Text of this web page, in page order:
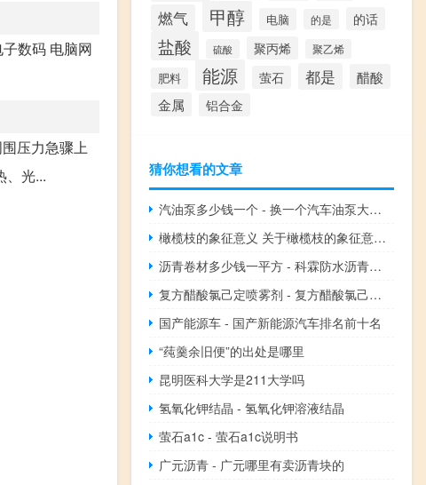
数码 电脑网
压力急骤上
、光...
燃气 甲醇 电脑 的是 的话
盐酸 硫酸 聚丙烯 聚乙烯
肥料 能源 萤石 都是 醋酸
金属 铝合金
猜你想看的文章
汽油泵多少钱一个 - 换一个汽车油泵大概多少钱
橄榄枝的象征意义 关于橄榄枝的象征意义的介绍
沥青卷材多少钱一平方 - 科霖防水沥青卷材多少钱一
复方醋酸氯己定喷雾剂 - 复方醋酸氯己定喷雾剂可尔爽
国产能源车 - 国产新能源汽车排名前十名
“莼羹余旧便”的出处是哪里
昆明医科大学是211大学吗
氢氧化钾结晶 - 氢氧化钾溶液结晶
萤石a1c - 萤石a1c说明书
广元沥青 - 广元哪里有卖沥青块的